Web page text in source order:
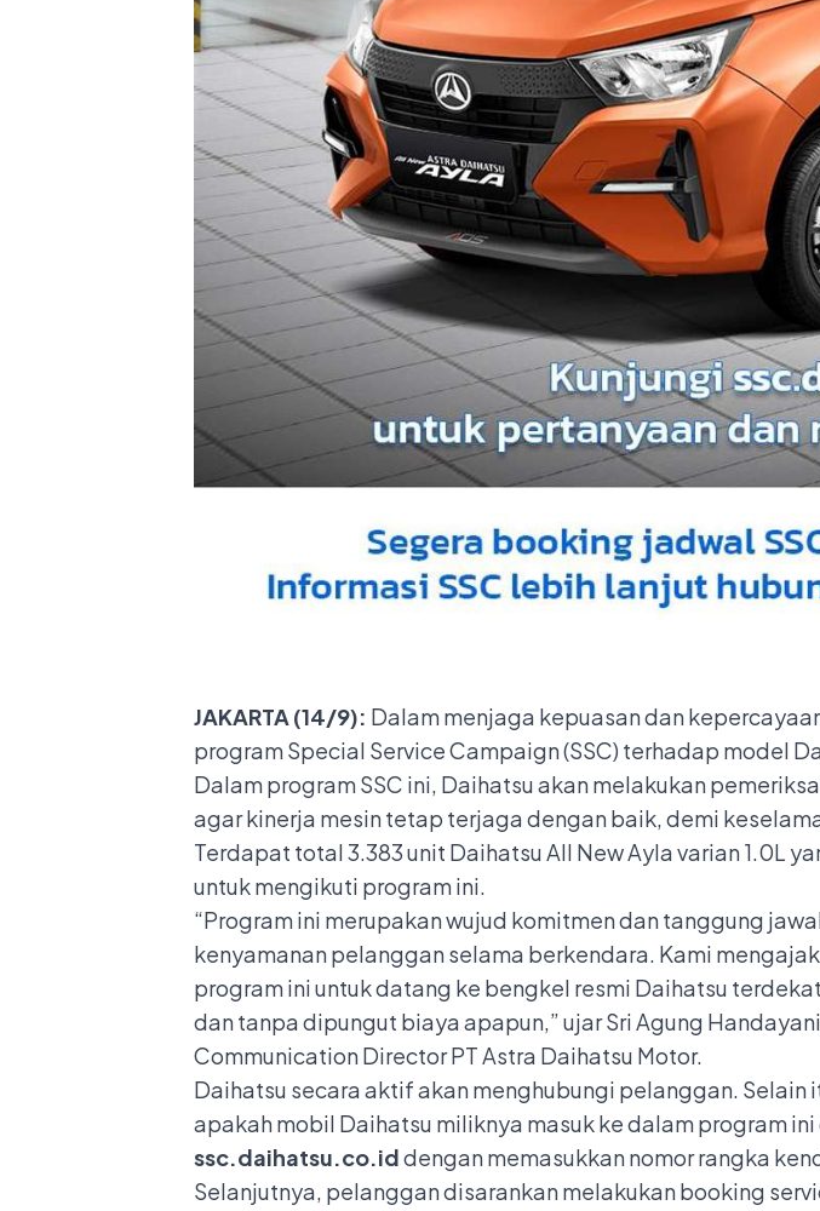
JAKARTA (14/9): Dalam menjaga kepuasan dan
program Special Service Campaign (SSC) terhadap model
Dalam program SSC ini, Daihatsu akan melakukan
agar kinerja mesin tetap terjaga dengan baik, demi
Terdapat total 3.383 unit Daihatsu All New Ayla varian 1.0L
untuk mengikuti program ini.
“Program ini merupakan wujud komitmen dan tanggung
kenyamanan pelanggan selama berkendara. Kami
program ini untuk datang ke bengkel resmi Daihatsu
dan tanpa dipungut biaya apapun,” ujar Sri Agung
Communication Director PT Astra Daihatsu Motor.
Daihatsu secara aktif akan menghubungi pelanggan.
apakah mobil Daihatsu miliknya masuk ke dalam program
ssc.daihatsu.co.iddengan memasukkan nomor rangka
Selanjutnya, pelanggan disarankan melakukan booking